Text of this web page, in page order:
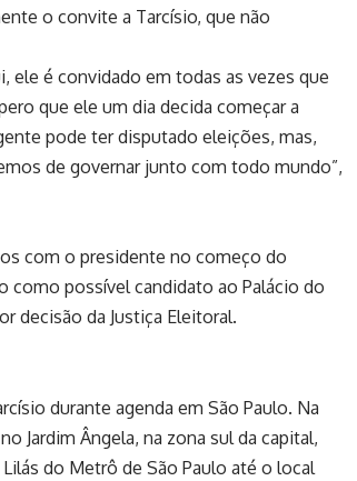
o convite a Tarcísio, que não
ele é convidado em todas as vezes que
que ele um dia decida começar a
pode ter disputado eleições, mas,
de governar junto com todo mundo”,
com o presidente no começo do
como possível candidato ao Palácio do
decisão da Justiça Eleitoral.
durante agenda em São Paulo. Na
Jardim Ângela, na zona sul da capital,
do Metrô de São Paulo até o local